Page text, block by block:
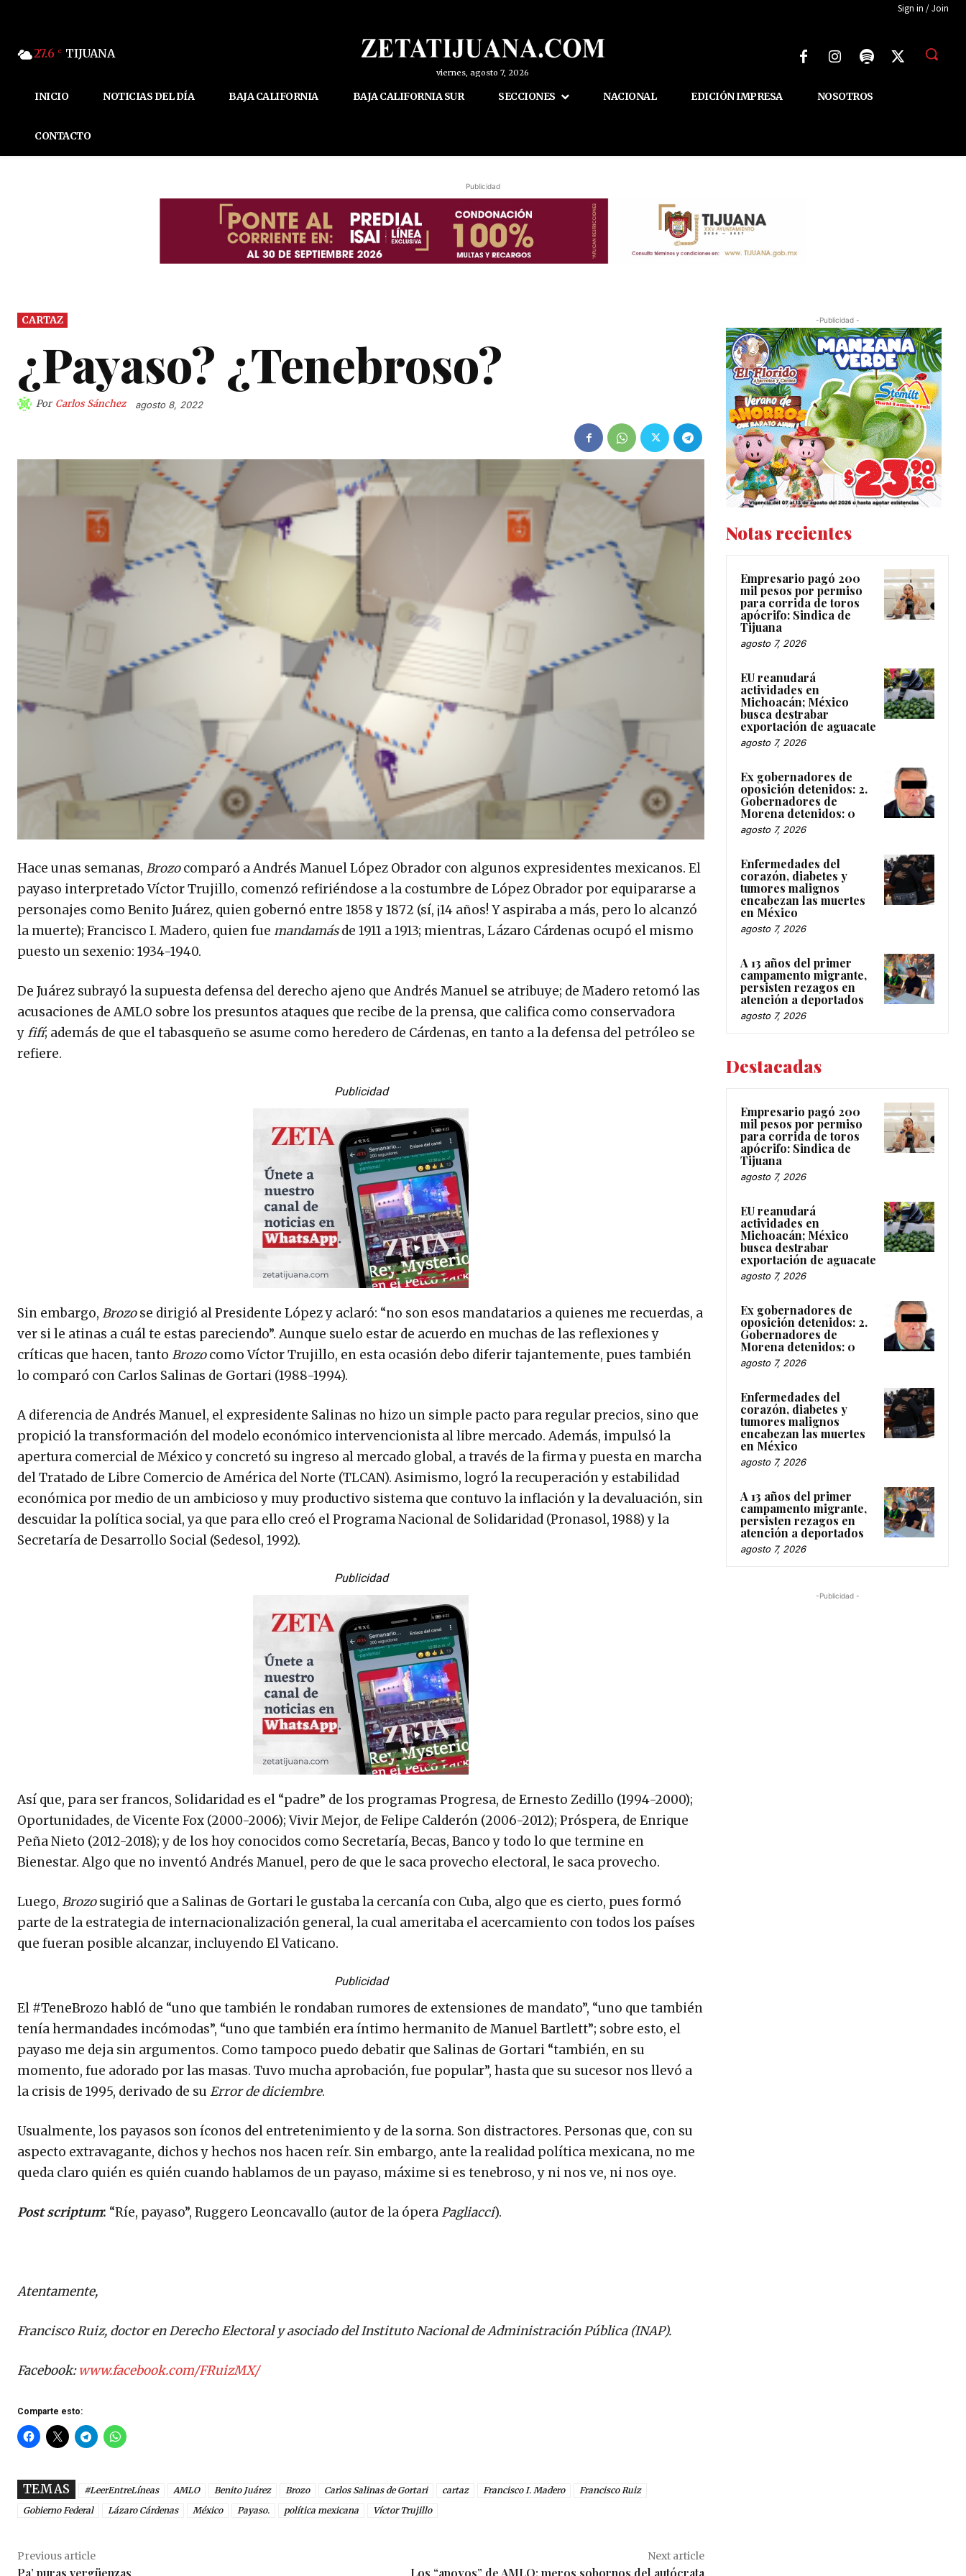
Sign in / Join
27.6 C TIJUANA
viernes, agosto 7, 2026
INICIO NOTICIAS DEL DÍA BAJA CALIFORNIA BAJA CALIFORNIA SUR SECCIONES NACIONAL EDICIÓN IMPRESA NOSOTROS
CONTACTO
Publicidad
CARTAZ
¿Payaso? ¿Tenebroso?
Por Carlos Sánchez agosto 8, 2022
Hace unas semanas, Brozocomparó a Andrés Manuel López Obrador con algunos expresidentes mexicanos. El
payaso interpretado Víctor Trujillo, comenzó refiriéndose a la costumbre de López Obrador por equipararse a
personajes como Benito Juárez, quien gobernó entre 1858 y 1872 (sí, ¡14 años! Y aspiraba a más, pero lo alcanzó
la muerte); Francisco I. Madero, quien fue mandamásde 1911 a 1913; mientras, Lázaro Cárdenas ocupó el mismo
puesto un sexenio: 1934-1940.
De Juárez subrayó la supuesta defensa del derecho ajeno que Andrés Manuel se atribuye; de Madero retomó las
acusaciones de AMLO sobre los presuntos ataques que recibe de la prensa, que califica como conservadora
yfifí; además de que el tabasqueño se asume como heredero de Cárdenas, en tanto a la defensa del petróleo se
refiere.
Publicidad
Sin embargo, Brozose dirigió al Presidente López y aclaró: “no son esos mandatarios a quienes me recuerdas, a
ver si le atinas a cuál te estas pareciendo”. Aunque suelo estar de acuerdo en muchas de las reflexiones y
críticas que hacen, tanto Brozocomo Víctor Trujillo, en esta ocasión debo diferir tajantemente, pues también
lo comparó con Carlos Salinas de Gortari (1988-1994).
A diferencia de Andrés Manuel, el expresidente Salinas no hizo un simple pacto para regular precios, sino que
propició la transformación del modelo económico intervencionista al libre mercado. Además, impulsó la
apertura comercial de México y concretó su ingreso al mercado global, a través de la firma y puesta en marcha
del Tratado de Libre Comercio de América del Norte (TLCAN). Asimismo, logró la recuperación y estabilidad
económica por medio de un ambicioso y muy productivo sistema que contuvo la inflación y la devaluación, sin
descuidar la política social, ya que para ello creó el Programa Nacional de Solidaridad (Pronasol, 1988) y la
Secretaría de Desarrollo Social (Sedesol, 1992).
Publicidad
Así que, para ser francos, Solidaridad es el “padre” de los programas Progresa, de Ernesto Zedillo (1994-2000);
Oportunidades, de Vicente Fox (2000-2006); Vivir Mejor, de Felipe Calderón (2006-2012); Próspera, de Enrique
Peña Nieto (2012-2018); y de los hoy conocidos como Secretaría, Becas, Banco y todo lo que termine en
Bienestar. Algo que no inventó Andrés Manuel, pero de que le saca provecho electoral, le saca provecho.
Luego, Brozosugirió que a Salinas de Gortari le gustaba la cercanía con Cuba, algo que es cierto, pues formó
parte de la estrategia de internacionalización general, la cual ameritaba el acercamiento con todos los países
que fueran posible alcanzar, incluyendo El Vaticano.
Publicidad
El #TeneBrozo habló de “uno que también le rondaban rumores de extensiones de mandato”, “uno que también
tenía hermandades incómodas”, “uno que también era íntimo hermanito de Manuel Bartlett”; sobre esto, el
payaso me deja sin argumentos. Como tampoco puedo debatir que Salinas de Gortari “también, en su
momento, fue adorado por las masas. Tuvo mucha aprobación, fue popular”, hasta que su sucesor nos llevó a
la crisis de 1995, derivado de su Error de diciembre.
Usualmente, los payasos son íconos del entretenimiento y de la sorna. Son distractores. Personas que, con su
aspecto extravagante, dichos y hechos nos hacen reír. Sin embargo, ante la realidad política mexicana, no me
queda claro quién es quién cuando hablamos de un payaso, máxime si es tenebroso, y ni nos ve, ni nos oye.
Post scriptum: “Ríe, payaso”, Ruggero Leoncavallo (autor de la óperaPagliacci).
Atentamente,
Francisco Ruiz, doctor en Derecho Electoral y asociado del Instituto Nacional de Administración Pública (INAP).
Facebook:www.facebook.com/FRuizMX/
Comparte esto:
TEMAS #LeerEntreLíneas AMLO Benito Juárez Brozo Carlos Salinas de Gortari cartaz Francisco I. Madero
Francisco Ruiz
Gobierno Federal
Lázaro Cárdenas México Payaso. política mexicana Víctor Trujillo
Previous article
Pa’ puras vergüenzas
Next article
Los “apoyos” de AMLO: meros sobornos del autócrata
-Publicidad -
Notas recientes
Empresario pagó 200
mil pesos por permiso
para corrida de toros
apócrifo: Sindica de
Tijuana
agosto 7, 2026
EU reanudará
actividades en
Michoacán; México
busca destrabar
exportación de aguacate
agosto 7, 2026
Ex gobernadores de
oposición detenidos: 2.
Gobernadores de
Morena detenidos: 0
agosto 7, 2026
Enfermedades del
corazón, diabetes y
tumores malignos
encabezan las muertes
en México
agosto 7, 2026
A 13 años del primer
campamento migrante,
persisten rezagos en
atención a deportados
agosto 7, 2026
Destacadas
Empresario pagó 200
mil pesos por permiso
para corrida de toros
apócrifo: Sindica de
Tijuana
agosto 7, 2026
EU reanudará
actividades en
Michoacán; México
busca destrabar
exportación de aguacate
agosto 7, 2026
Ex gobernadores de
oposición detenidos: 2.
Gobernadores de
Morena detenidos: 0
agosto 7, 2026
Enfermedades del
corazón, diabetes y
tumores malignos
encabezan las muertes
en México
agosto 7, 2026
A 13 años del primer
campamento migrante,
persisten rezagos en
atención a deportados
agosto 7, 2026
-Publicidad -